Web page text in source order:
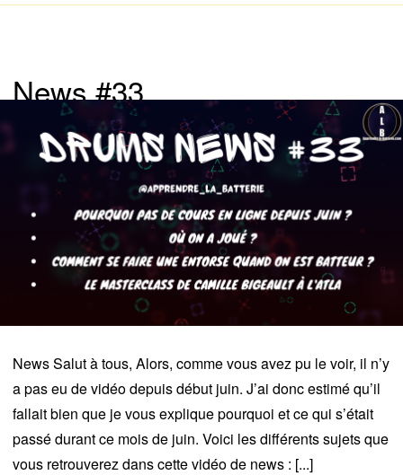
News #33
News Salut à tous, Alors, comme vous avez pu le voir, il n’y
a pas eu de vidéo depuis début juin. J’ai donc estimé qu’il
fallait bien que je vous explique pourquoi et ce qui s’était
passé durant ce mois de juin. Voici les différents sujets que
vous retrouverez dans cette vidéo de news : [...]